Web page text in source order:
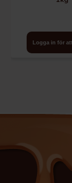
Logga in för